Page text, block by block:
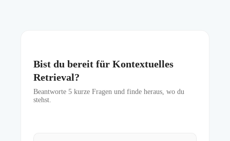
Bist du bereit für Kontextuelles
Retrieval?
Beantworte 5 kurze Fragen und finde heraus, wo du
stehst.